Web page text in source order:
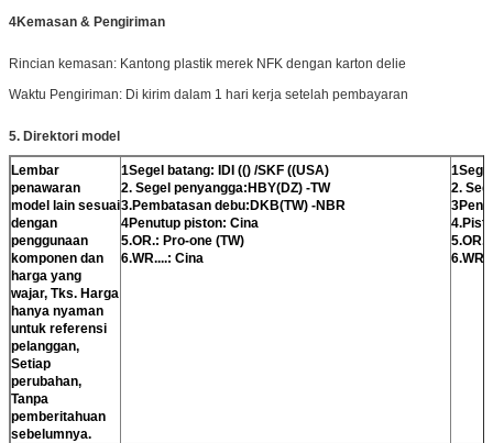
4Kemasan & Pengiriman
Rincian kemasan: Kantong plastik merek NFK dengan karton delie
Waktu Pengiriman: Di kirim dalam 1 hari kerja setelah pembayaran
5. Direktori model
Lembar
penawaran
model lain sesuai
dengan
penggunaan
komponen dan
harga yang
wajar, Tks. Harga
hanya nyaman
untuk referensi
pelanggan,
Setiap
perubahan,
Tanpa
pemberitahuan
sebelumnya.
1Segel batang: IDI (() /SKF ((USA)
2. Segel penyangga:HBY(DZ) -TW
3.Pembatasan debu:DKB(TW) -NBR
4Penutup piston: Cina
5.OR.: Pro-one (TW)
6.WR....: Cina
2.
5.OR.: